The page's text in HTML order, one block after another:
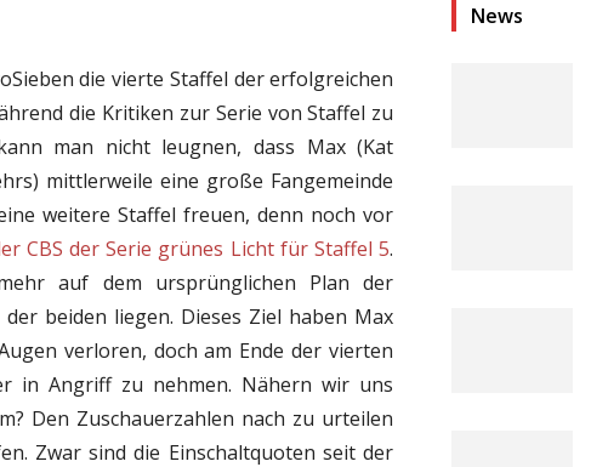
die vierte Staffel der erfolgreichen
die Kritiken zur Serie von Staffel zu
man nicht leugnen, dass Max (Kat
mittlerweile eine große Fangemeinde
weitere Staffel freuen, denn noch vor
CBS der Serie grünes Licht für Staffel 5.
auf dem ursprünglichen Plan der
beiden liegen. Dieses Ziel haben Max
verloren, doch am Ende der vierten
in Angriff zu nehmen. Nähern wir uns
Den Zuschauerzahlen nach zu urteilen
Zwar sind die Einschaltquoten seit der
News